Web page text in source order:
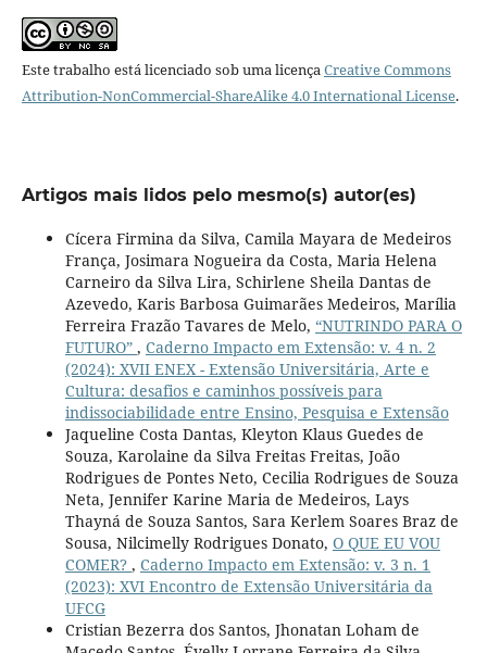
Este trabalho está licenciado sob uma licençaCreative Commons
Attribution-NonCommercial-ShareAlike 4.0 International License.
Artigos mais lidos pelo mesmo(s) autor(es)
Cícera Firmina da Silva, Camila Mayara de Medeiros
França, Josimara Nogueira da Costa, Maria Helena
Carneiro da Silva Lira, Schirlene Sheila Dantas de
Azevedo, Karis Barbosa Guimarães Medeiros, Marília
Ferreira Frazão Tavares de Melo, “NUTRINDO PARA O
FUTURO” , Caderno Impacto em Extensão: v. 4 n. 2
(2024): XVII ENEX - Extensão Universitária, Arte e
Cultura: desafios e caminhos possíveis para
indissociabilidade entre Ensino, Pesquisa e Extensão
Jaqueline Costa Dantas, Kleyton Klaus Guedes de
Souza, Karolaine da Silva Freitas Freitas, João
Rodrigues de Pontes Neto, Cecilia Rodrigues de Souza
Neta, Jennifer Karine Maria de Medeiros, Lays
Thayná de Souza Santos, Sara Kerlem Soares Braz de
Sousa, Nilcimelly Rodrigues Donato, O QUE EU VOU
COMER? , Caderno Impacto em Extensão: v. 3 n. 1
(2023): XVI Encontro de Extensão Universitária da
UFCG
Cristian Bezerra dos Santos, Jhonatan Loham de